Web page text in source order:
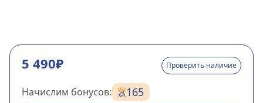
5 490₽ Проверить наличие
Начислим бонусов: 165